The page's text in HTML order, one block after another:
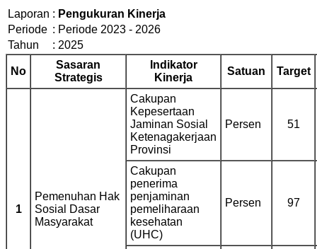
Laporan : Pengukuran Kinerja
Periode : Periode 2023 - 2026
Tahun
: 2025
No
Sasaran
Strategis
Indikator
Kinerja
Satuan Target
1
Pemenuhan Hak
Sosial Dasar
Masyarakat
Cakupan
Kepesertaan
Jaminan Sosial
Ketenagakerjaan
Provinsi
Persen 51
Cakupan
penerima
penjaminan
pemeliharaan
kesehatan
(UHC)
Persen 97